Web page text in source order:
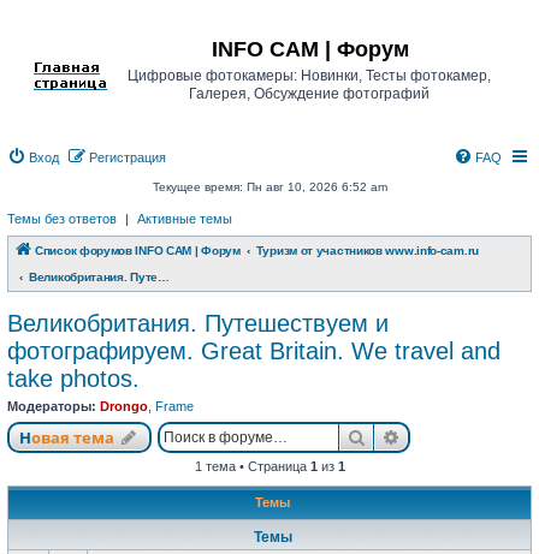
INFO CAM | Форум
Цифровые фотокамеры: Новинки, Тесты фотокамер,
Галерея, Обсуждение фотографий
Вход Регистрация FAQ
Текущее время: Пн авг 10, 2026 6:52 am
Темы без ответов | Активные темы
Список форумов INFO CAM | Форум
Туризм от участников www.info-cam.ru
Великобритания. Путешествуем и
фотографируем. Great Britain. We travel and
take photos.
Модераторы: Drongo Frame
Новая тема
Новая тема ПоискРасширенный
1 тема • Страница 1 из 1
Темы
Темы